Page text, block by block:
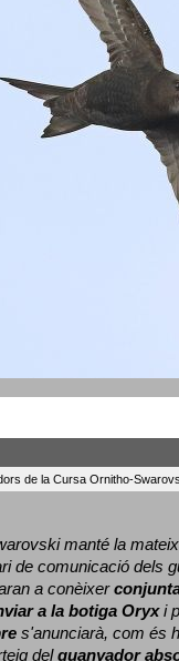
de la Cursa Ornitho-
manté la
de comunicació dels
a conèixer
a la botiga Oryx i
s'anunciarà, com és
del guanyador